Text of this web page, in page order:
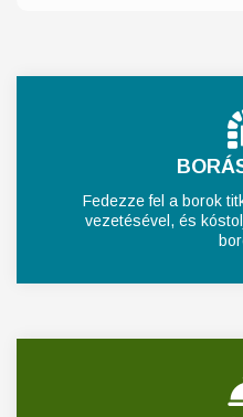
Fedezze fel a borok
vezetésével, és